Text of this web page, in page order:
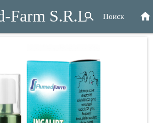
Farm S.R.Lsearch Поиск home